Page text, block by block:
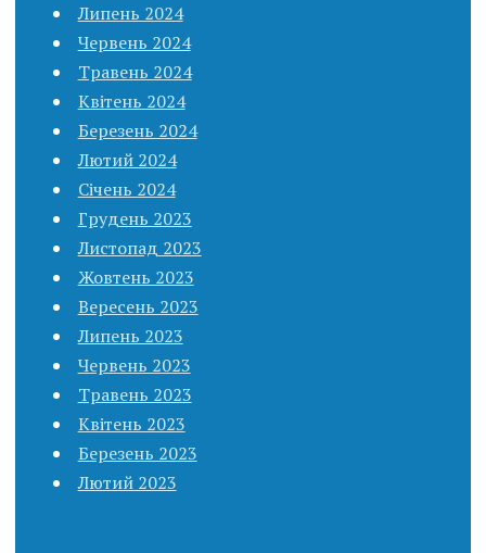
Липень 2024
Червень 2024
Травень 2024
Квітень 2024
Березень 2024
Лютий 2024
Січень 2024
Грудень 2023
Листопад 2023
Жовтень 2023
Вересень 2023
Липень 2023
Червень 2023
Травень 2023
Квітень 2023
Березень 2023
Лютий 2023